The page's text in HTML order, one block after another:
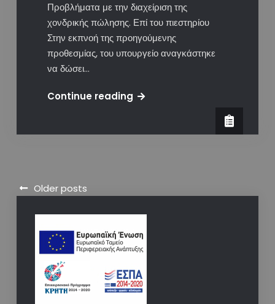
Προβλήματα με την διαχείριση της
χονδρικής πώλησης. Επί του πιεστηρίου
Στην εκπνοή της προηγούμενης
προθεσμίας, του υπουργείο αναγκάστηκε
να δώσει…
Continue readingΔιευκρινήσεις
και
ταμειακών
μηχανών.
ο
Απόστολος
Posts
navigation
Older posts